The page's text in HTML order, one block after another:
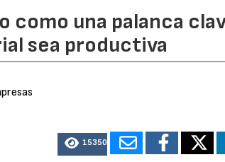
como una palanca
sea productiva
15350